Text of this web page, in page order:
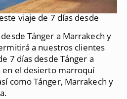
viaje de 7 días desde
Tánger a Marrakech y
a nuestros clientes
7 días desde Tánger a
en el desierto marroquí
como Tánger, Marrakech y